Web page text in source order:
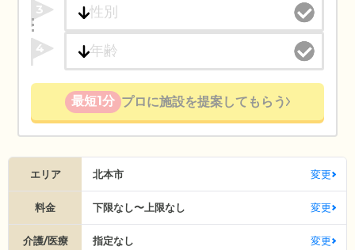
3
4
最短1分 プロに施設を提案してもらう
エリア 北本市 変更
料金 下限なし〜上限なし 変更
介護/医療 指定なし 変更